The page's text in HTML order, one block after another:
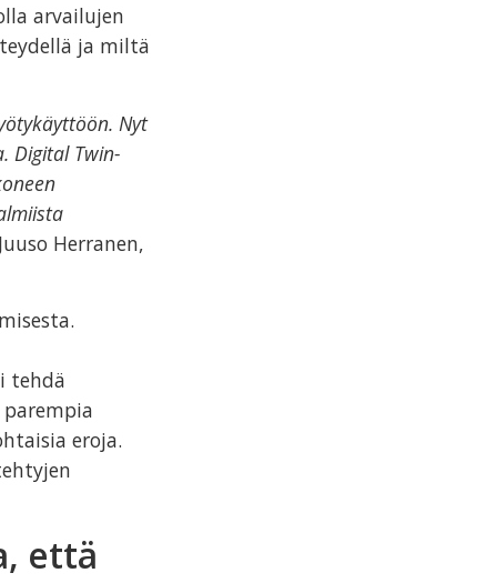
arvailujen
ja miltä
Nyt
Digital Twin-
Herranen,
tehdä
eroja.
että